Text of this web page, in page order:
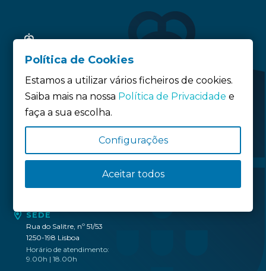
Política de privacidade
SEDE
Rua do Salitre, nº 51/53
1250-198 Lisboa
Horário de atendimento:
9.00h | 18.00h
Política de Cookies
Estamos a utilizar vários ficheiros de cookies.
Saiba mais na nossa Política de Privacidade e
faça a sua escolha.
Configurações
Aceitar todos